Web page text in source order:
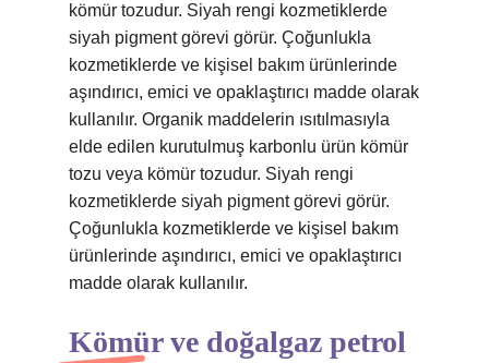
kömür tozudur. Siyah rengi kozmetiklerde
siyah pigment görevi görür. Çoğunlukla
kozmetiklerde ve kişisel bakım ürünlerinde
aşındırıcı, emici ve opaklaştırıcı madde olarak
kullanılır. Organik maddelerin ısıtılmasıyla
elde edilen kurutulmuş karbonlu ürün kömür
tozu veya kömür tozudur. Siyah rengi
kozmetiklerde siyah pigment görevi görür.
Çoğunlukla kozmetiklerde ve kişisel bakım
ürünlerinde aşındırıcı, emici ve opaklaştırıcı
madde olarak kullanılır.
Kömür ve doğalgaz petrol